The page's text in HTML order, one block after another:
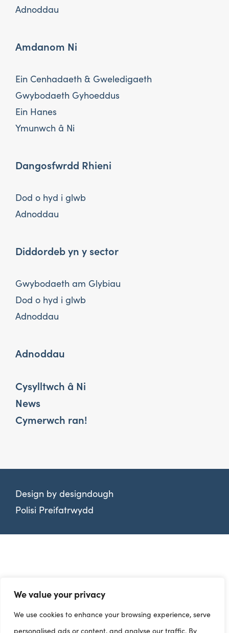
We value your privacy
We use cookies to enhance your browsing experience, serve
personalised ads or content, and analyse our traffic. By
Adnoddau
Amdanom Ni
Ein Cenhadaeth & Gweledigaeth
Gwybodaeth Gyhoeddus
Ein Hanes
Ymunwch â Ni
Dangosfwrdd Rhieni
Dod o hyd i glwb
Adnoddau
Diddordeb yn y sector
Gwybodaeth am Glybiau
Dod o hyd i glwb
Adnoddau
Adnoddau
Cysylltwch â Ni
News
Cymerwch ran!
Design by designdough
Polisi Preifatrwydd